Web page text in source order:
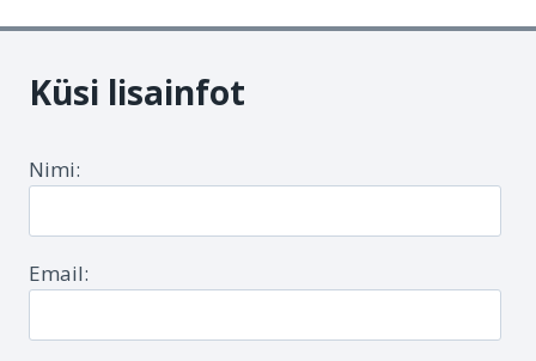
Küsi lisainfot
Nimi:
Email: